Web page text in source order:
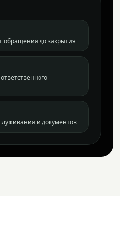
обращения до закрытия
и документов